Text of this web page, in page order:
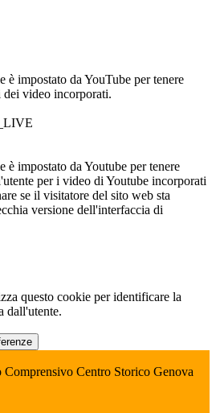
è impostato da YouTube per tenere
video incorporati.
è impostato da Youtube per tenere
per i video di Youtube incorporati
se il visitatore del sito web sta
versione dell'interfaccia di
questo cookie per identificare la
dall'utente.
Comprensivo Centro Storico Genova